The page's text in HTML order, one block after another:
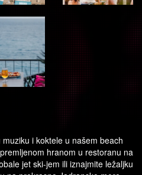
i koktele u našem beach
hranom u restoranu na
jet ski-jem ili iznajmite ležaljku